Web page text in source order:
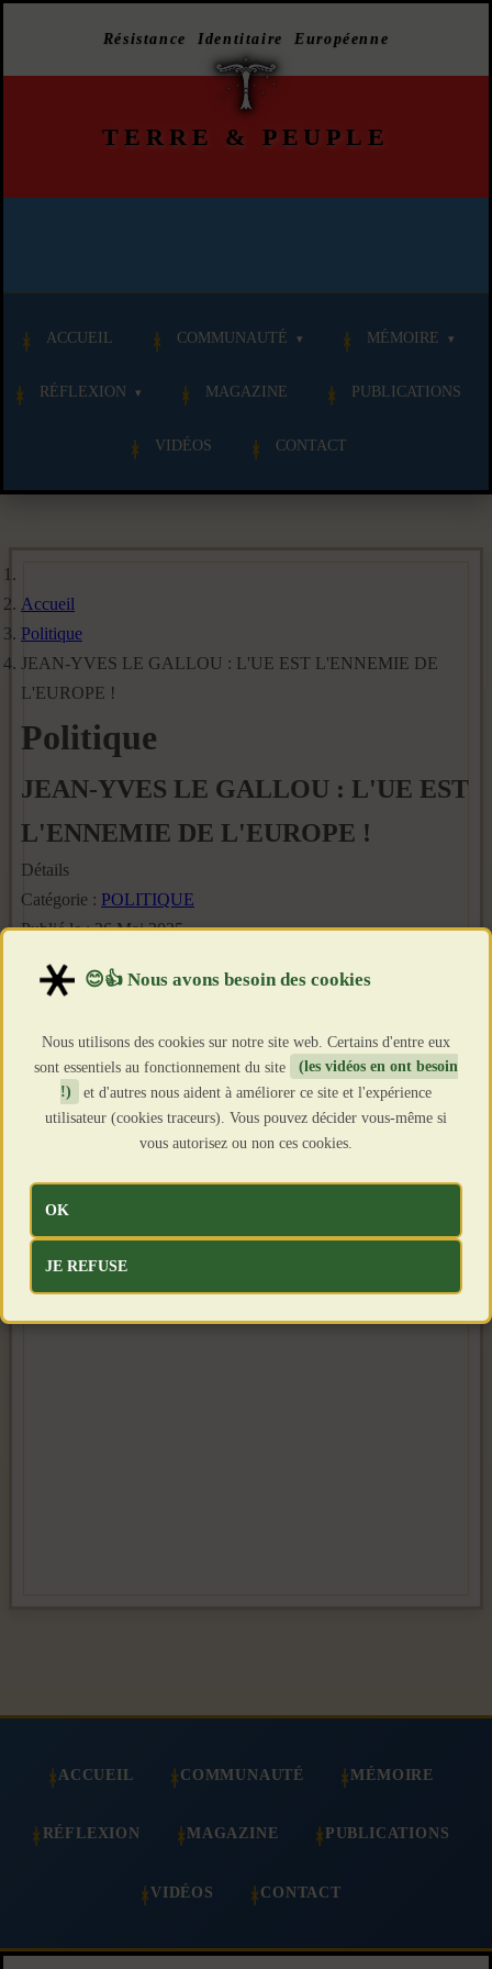
Résistance Identitaire Européenne
TERRE & PEUPLE
ACCUEIL COMMUNAUTÉ MÉMOIRE
RÉFLEXION MAGAZINE PUBLICATIONS
VIDÉOS CONTACT
Accueil
Politique
JEAN-YVES LE GALLOU : L'UE EST L'ENNEMIE DE
L'EUROPE !
Politique
JEAN-YVES LE GALLOU : L'UE EST
L'ENNEMIE DE L'EUROPE !
Détails
Catégorie : POLITIQUE
Publié le : 26 Mai 2025
Clics : 1728
ACCUEIL COMMUNAUTÉ MÉMOIRE
RÉFLEXION MAGAZINE PUBLICATIONS
VIDÉOS CONTACT
Nous utilisons des cookies sur notre site web. Certains d'entre eux
sont essentiels au fonctionnement du site
(les vidéos en ont besoin
!)
et d'autres nous aident à améliorer ce site et l'expérience
utilisateur (cookies traceurs). Vous pouvez décider vous-même si
vous autorisez ou non ces cookies.
OK
JE REFUSE